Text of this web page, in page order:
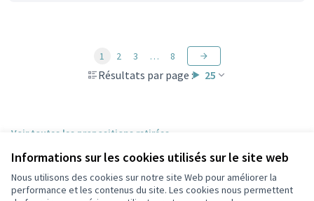
Informations sur les cookies utilisés sur le site web
Nous utilisons des cookies sur notre site Web pour améliorer la
performance et les contenus du site. Les cookies nous permettent
Résultats par page : 25
1 2 3 … 8
Voir toutes les propositions retirées
Conditions d'utilisation
Paramètres des cookies